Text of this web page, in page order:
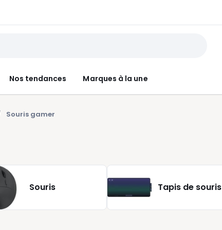
Nos tendances Marques à la une
Souris gamer
Souris Tapis de souris